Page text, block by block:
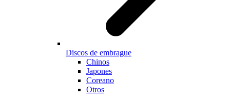
Discos de embrague
Chinos
Japones
Coreano
Otros